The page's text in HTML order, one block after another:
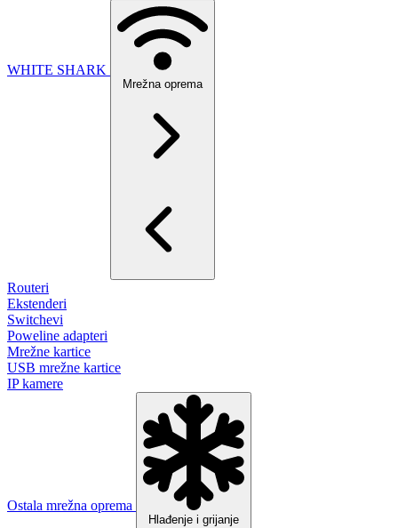
WHITE SHARK
Mrežna oprema
Routeri
Ekstenderi
Switchevi
Poweline adapteri
Mrežne kartice
USB mrežne kartice
IP kamere
Ostala mrežna oprema
Hlađenje i grijanje